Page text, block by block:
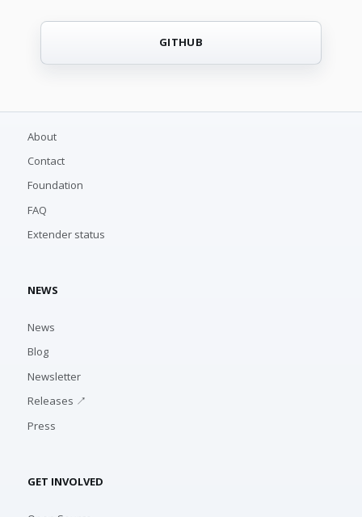
GITHUB
About
Contact
Foundation
FAQ
Extender status
NEWS
News
Blog
Newsletter
Releases ↗
Press
GET INVOLVED